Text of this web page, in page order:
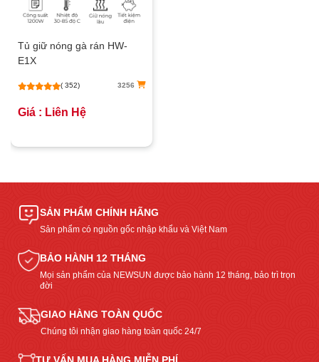
Tủ giữ nóng gà rán HW-
E1X
( 352) 3256
Giá : Liên Hệ
SẢN PHẨM CHÍNH HÃNG
Sản phẩm có nguồn gốc nhập khẩu và Việt Nam
BẢO HÀNH 12 THÁNG
Mọi sản phẩm của NEWSUN được bảo hành 12 tháng, bảo trì trọn
đời
GIAO HÀNG TOÀN QUỐC
Chúng tôi nhận giao hàng toàn quốc 24/7